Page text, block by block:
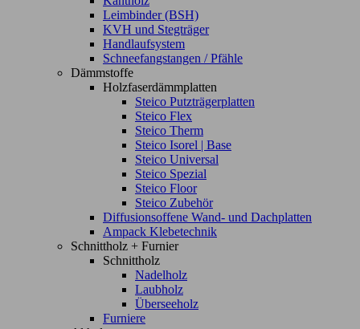
Leimbinder (BSH)
KVH und Stegträger
Handlaufsystem
Schneefangstangen / Pfähle
Dämmstoffe
Holzfaserdämmplatten
Steico Putzträgerplatten
Steico Flex
Steico Therm
Steico Isorel | Base
Steico Universal
Steico Spezial
Steico Floor
Steico Zubehör
Diffusionsoffene Wand- und Dachplatten
Ampack Klebetechnik
Schnittholz + Furnier
Schnittholz
Nadelholz
Laubholz
Überseeholz
Furniere